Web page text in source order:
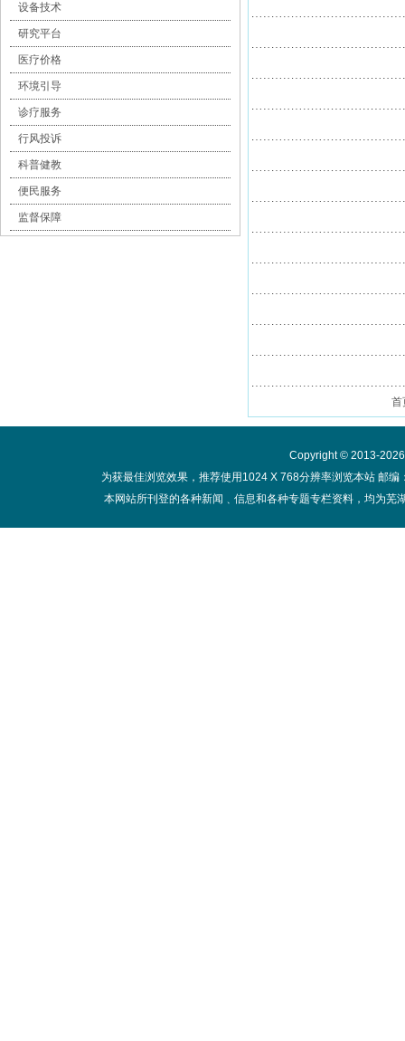
设备技术
研究平台
医疗价格
环境引导
诊疗服务
行风投诉
科普健教
便民服务
监督保障
首
Copyright © 2013-
为获最佳浏览效果，推荐使用1024 X 768分辨率浏览本站 邮
本网站所刊登的各种新闻﹑信息和各种专题专栏资料，均为